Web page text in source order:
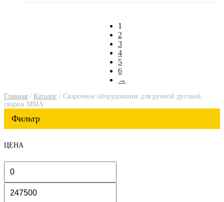
Главная / Каталог / Сварочное оборудование для ручной дуговой
сварки ММА
ЦЕНА
1
2
3
4
5
6
→